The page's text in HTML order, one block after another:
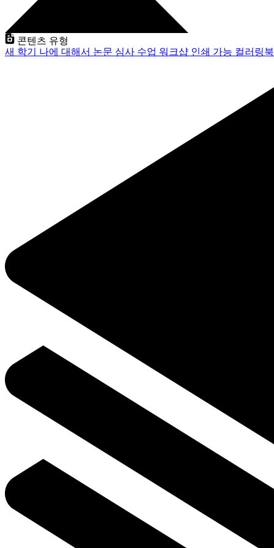
콘텐츠 유형
새 학기 나에 대해서 논문 심사 수업 워크샵 인쇄 가능 컬러링북